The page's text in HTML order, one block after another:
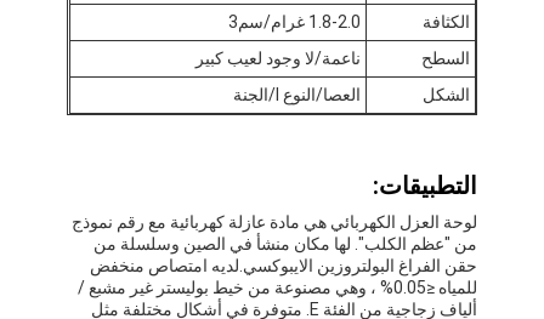
الصفحة الرئيسية
منتجات
معلومات عنا
الكثافة
1.8-2.0 غرام/سم3
السطح
ناعمة/لا وجود لعيب كبير
الشكل
العصا/النوع I/الجنة
التطبيقات:
لوحة العزل الكهربائي هي مادة عازلة كهربائية مع رقم نموذج
من "عظم الكلب". لها مكان منشأ في الصين وسلسلة من
حقن الفراغ البولتروزين الايبوكسي.لديه امتصاص منخفض
للمياه ≤0.05% ، وهي مصنوعة من خيط بوليستر غير مشبع /
ألياف زجاجية من الفئة E. متوفرة في أشكال مختلفة مثل